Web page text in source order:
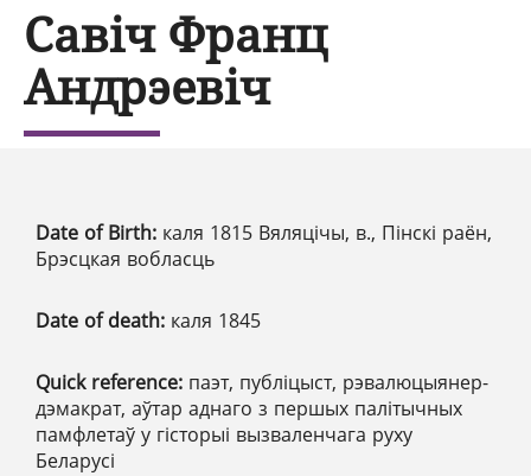
Савіч Франц
Андрэевіч
Date of Birth: каля 1815 Вяляцічы, в., Пінскі раён,
Брэсцкая вобласць
Date of death: каля 1845
Quick reference: паэт, публіцыст, рэвалюцыянер-
дэмакрат, аўтар аднаго з першых палітычных
памфлетаў у гісторыі вызваленчага руху
Беларусі